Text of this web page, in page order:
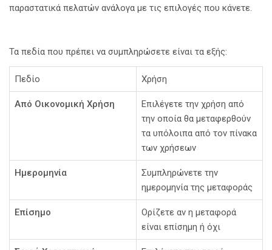
παραστατικά πελατών ανάλογα με τις επιλογές που κάνετε.
Τα πεδία που πρέπει να συμπληρώσετε είναι τα εξής:
Πεδίο Χρήση
Από Οικονομική Χρήση
Επιλέγετε την χρήση από
την οποία θα μεταφερθούν
τα υπόλοιπα από τον πίνακα
των χρήσεων
Ημερομηνία
Συμπληρώνετε την
ημερομηνία της μεταφοράς
Επίσημο
Ορίζετε αν η μεταφορά
είναι επίσημη ή όχι